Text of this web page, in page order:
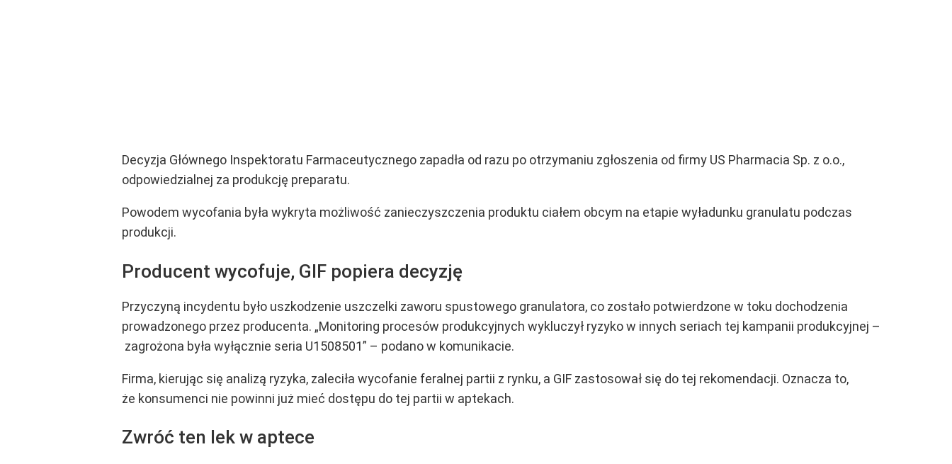
Decyzja Głównego Inspektoratu Farmaceutycznego zapadła od razu po otrzymaniu zgłoszenia od firmy US Pharmacia Sp. z o.o.,
odpowiedzialnej za produkcję preparatu.
Powodem wycofania była wykryta możliwość zanieczyszczenia produktu ciałem obcym na etapie wyładunku granulatu podczas
produkcji.
Producent wycofuje, GIF popiera decyzję
Przyczyną incydentu było uszkodzenie uszczelki zaworu spustowego granulatora, co zostało potwierdzone w toku dochodzenia
prowadzonego przez producenta. „Monitoring procesów produkcyjnych wykluczył ryzyko w innych seriach tej kampanii produkcyjnej –
zagrożona była wyłącznie seria U1508501” – podano w komunikacie.
Firma, kierując się analizą ryzyka, zaleciła wycofanie feralnej partii z rynku, a GIF zastosował się do tej rekomendacji. Oznacza to,
że konsumenci nie powinni już mieć dostępu do tej partii w aptekach.
Zwróć ten lek w aptece